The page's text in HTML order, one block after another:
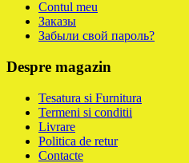
Contul meu
Заказы
Забыли свой пароль?
Despre magazin
Tesatura si Furnitura
Termeni si conditii
Livrare
Politica de retur
Contacte